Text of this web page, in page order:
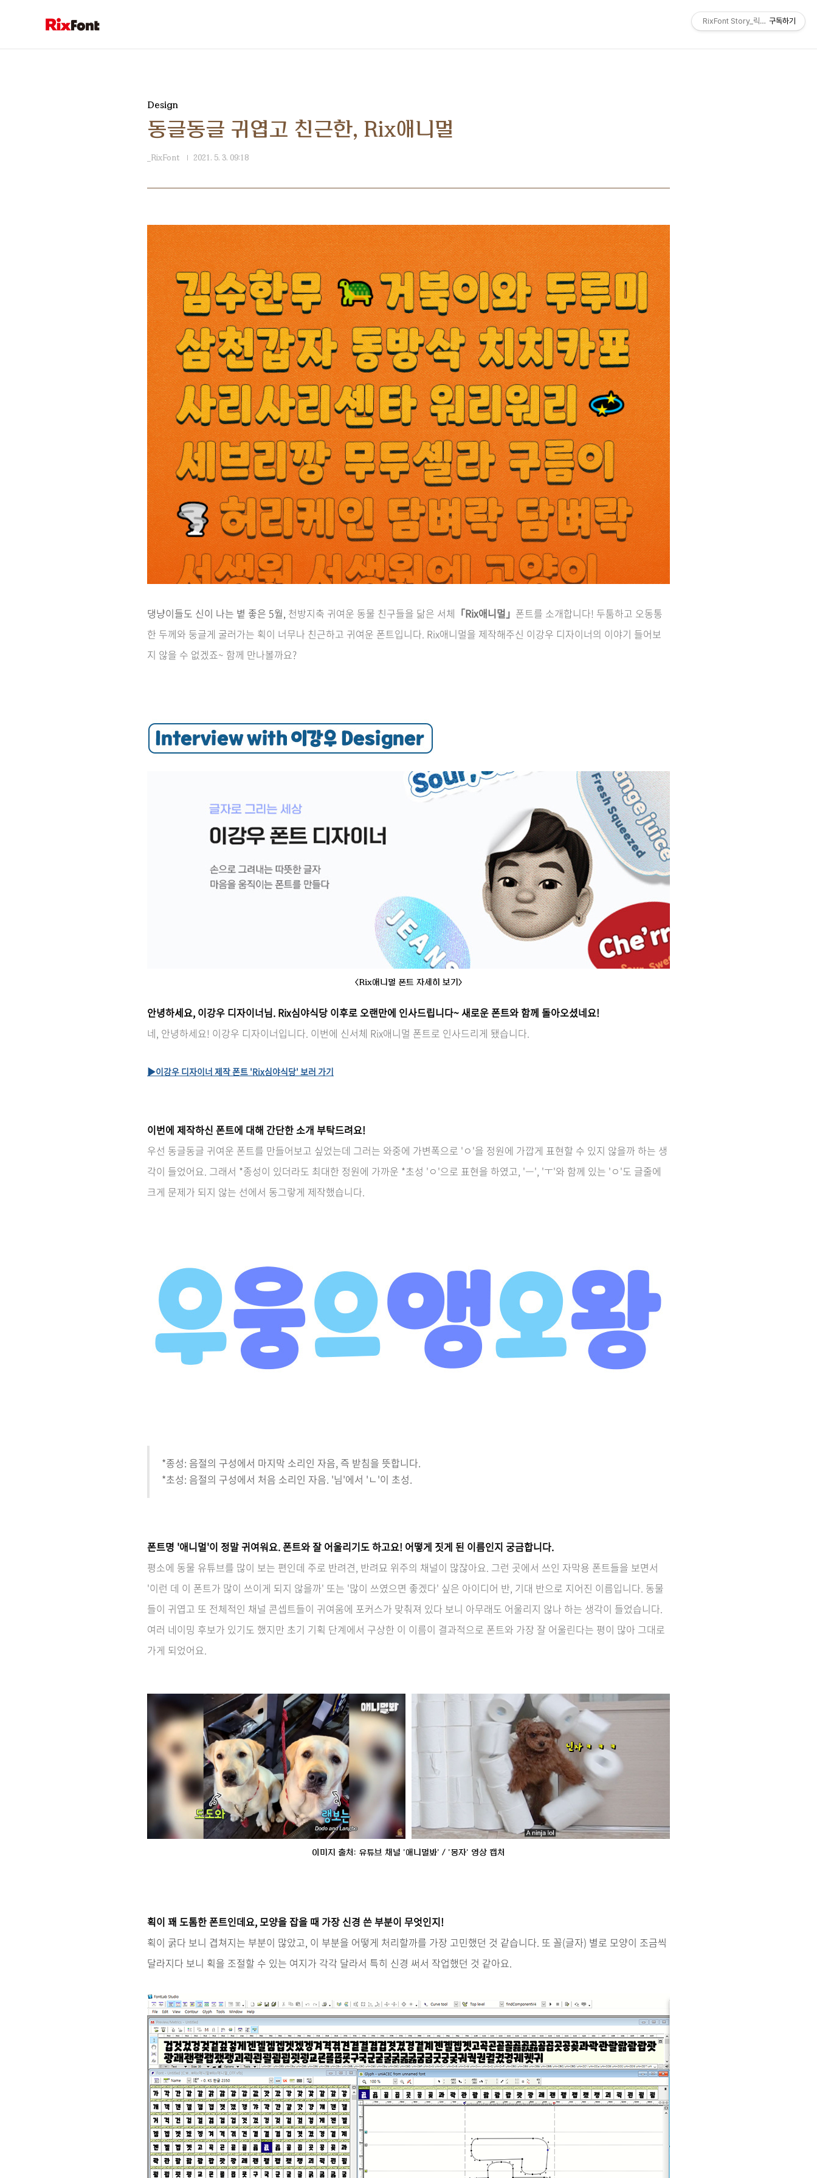
Design
동글동글 귀엽고 친근한, Rix애니멀
_RixFont 2021. 5. 3. 09:18
댕냥이들도 신이 나는 볕 좋은 5월, 천방지축 귀여운 동물 친구들을 닮은 서체 「Rix애니멀」 폰트를 소개합니다! 두툼하고 오동통
한 두께와 둥글게 굴러가는 획이 너무나 친근하고 귀여운 폰트입니다. Rix애니멀을 제작해주신 이강우 디자이너의 이야기 들어보
지 않을 수 없겠죠~ 함께 만나볼까요?
<Rix애니멀 폰트 자세히 보기>
안녕하세요, 이강우 디자이너님. Rix심야식당 이후로 오랜만에 인사드립니다~ 새로운 폰트와 함께 돌아오셨네요!
네, 안녕하세요! 이강우 디자이너입니다. 이번에 신서체 Rix애니멀 폰트로 인사드리게 됐습니다.
▶이강우 디자이너 제작 폰트 'Rix심야식당' 보러 가기
이번에 제작하신 폰트에 대해 간단한 소개 부탁드려요!
우선 동글동글 귀여운 폰트를 만들어보고 싶었는데 그러는 와중에 가변폭으로 'ㅇ'을 정원에 가깝게 표현할 수 있지 않을까 하는 생
각이 들었어요. 그래서 *종성이 있더라도 최대한 정원에 가까운 *초성 'ㅇ'으로 표현을 하였고, 'ㅡ', 'ㅜ'와 함께 있는 'ㅇ'도 글줄에
크게 문제가 되지 않는 선에서 동그랗게 제작했습니다.
*종성: 음절의 구성에서 마지막 소리인 자음, 즉 받침을 뜻합니다.
*초성: 음절의 구성에서 처음 소리인 자음. '님'에서 'ㄴ'이 초성.
폰트명 '애니멀'이 정말 귀여워요. 폰트와 잘 어울리기도 하고요! 어떻게 짓게 된 이름인지 궁금합니다.
평소에 동물 유튜브를 많이 보는 편인데 주로 반려견, 반려묘 위주의 채널이 많잖아요. 그런 곳에서 쓰인 자막용 폰트들을 보면서
'이런 데 이 폰트가 많이 쓰이게 되지 않을까' 또는 '많이 쓰였으면 좋겠다' 싶은 아이디어 반, 기대 반으로 지어진 이름입니다. 동물
들이 귀엽고 또 전체적인 채널 콘셉트들이 귀여움에 포커스가 맞춰져 있다 보니 아무래도 어울리지 않나 하는 생각이 들었습니다.
여러 네이밍 후보가 있기도 했지만 초기 기획 단계에서 구상한 이 이름이 결과적으로 폰트와 가장 잘 어울린다는 평이 많아 그대로
가게 되었어요.
이미지 출처: 유튜브 채널 '애니멀봐' / '몽자' 영상 캡처
획이 꽤 도톰한 폰트인데요, 모양을 잡을 때 가장 신경 쓴 부분이 무엇인지!
획이 굵다 보니 겹쳐지는 부분이 많았고, 이 부분을 어떻게 처리할까를 가장 고민했던 것 같습니다. 또 꼴(글자) 별로 모양이 조금씩
달라지다 보니 획을 조절할 수 있는 여지가 각각 달라서 특히 신경 써서 작업했던 것 같아요.
RixFont Story_릭스폰트 블로그
구독하기